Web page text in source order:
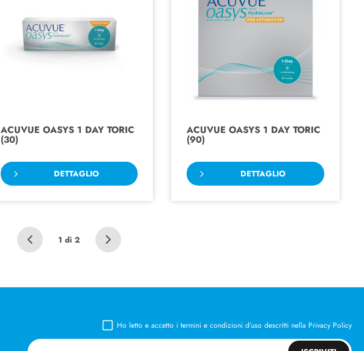
ACUVUE OASYS 1 DAY TORIC
(30)
DETTAGLIO
ACUVUE OASYS 1 DAY TORIC
(90)
DETTAGLIO
1 di 2
Ho letto e accetto i termini e condizioni d’uso descritti nella Privacy Policy